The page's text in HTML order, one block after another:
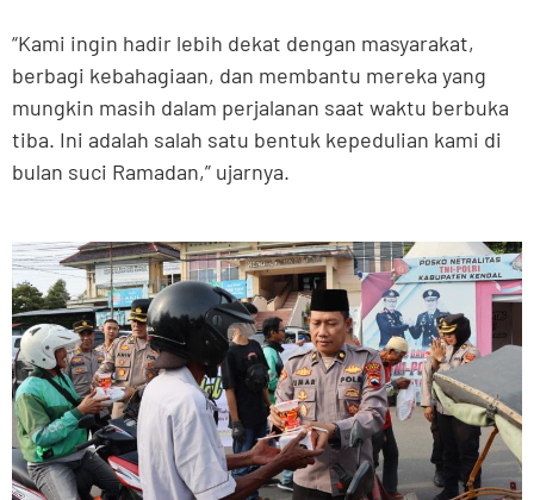
“Kami ingin hadir lebih dekat dengan masyarakat,
berbagi kebahagiaan, dan membantu mereka yang
mungkin masih dalam perjalanan saat waktu berbuka
tiba. Ini adalah salah satu bentuk kepedulian kami di
bulan suci Ramadan,” ujarnya.